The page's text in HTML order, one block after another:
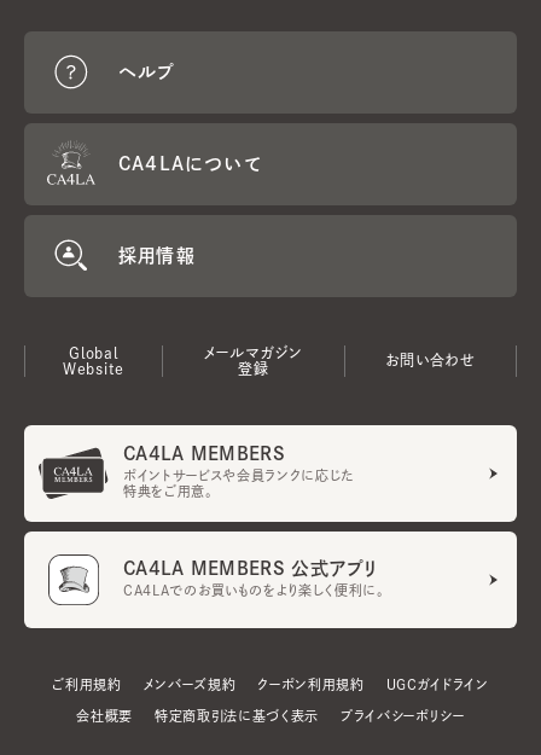
ヘルプ
CA4LAについて
採用情報
Global
Website
メールマガジン
登録
お問い合わせ
CA4LA MEMBERS
ポイントサービスや会員ランクに応じた
特典をご用意。
CA4LA MEMBERS 公式アプリ
CA4LAでのお買いものをより楽しく便利に。
ご利用規約 メンバーズ規約 クーポン利用規約 UGCガイドライン
会社概要 特定商取引法に基づく表示 プライバシーポリシー